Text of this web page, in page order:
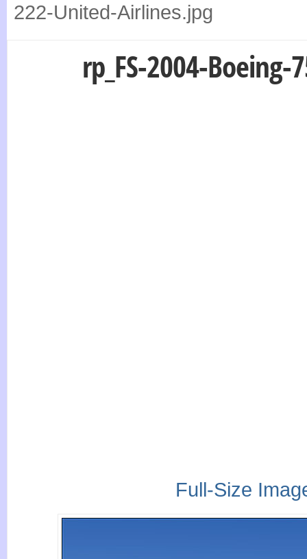
222-United-Airlines.jpg
rp_FS-2004-
Full-Size